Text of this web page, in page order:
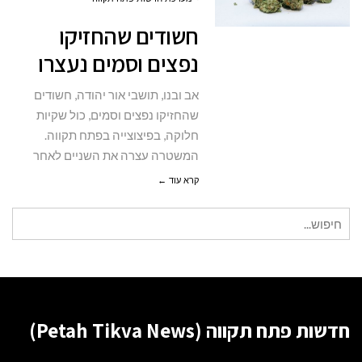
נעצרו
חשודים שהחזיקו
נפצים וסמים נעצרו
אב ובנו, תושבי אור יהודה, חשודים
שהחזיקו נפצים וסמים, כול שקיות
חלוקה, בפיצוצייה בפתח תקווה.
המשטרה עצרה את השניים לאחר
קרא עוד ←
עבור:
חדשות פתח תקווה (Petah Tikva News)